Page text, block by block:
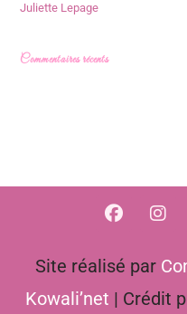
Juliette Lepage
Commentaires récents
Site réalisé par
Kowali’net | Crédit